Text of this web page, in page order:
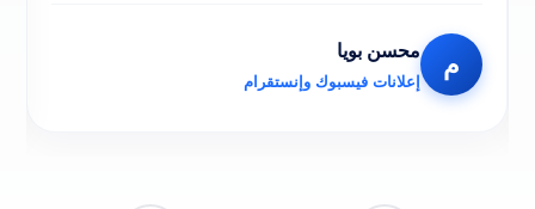
م محسن بويا
إعلانات فيسبوك وإنستقرام